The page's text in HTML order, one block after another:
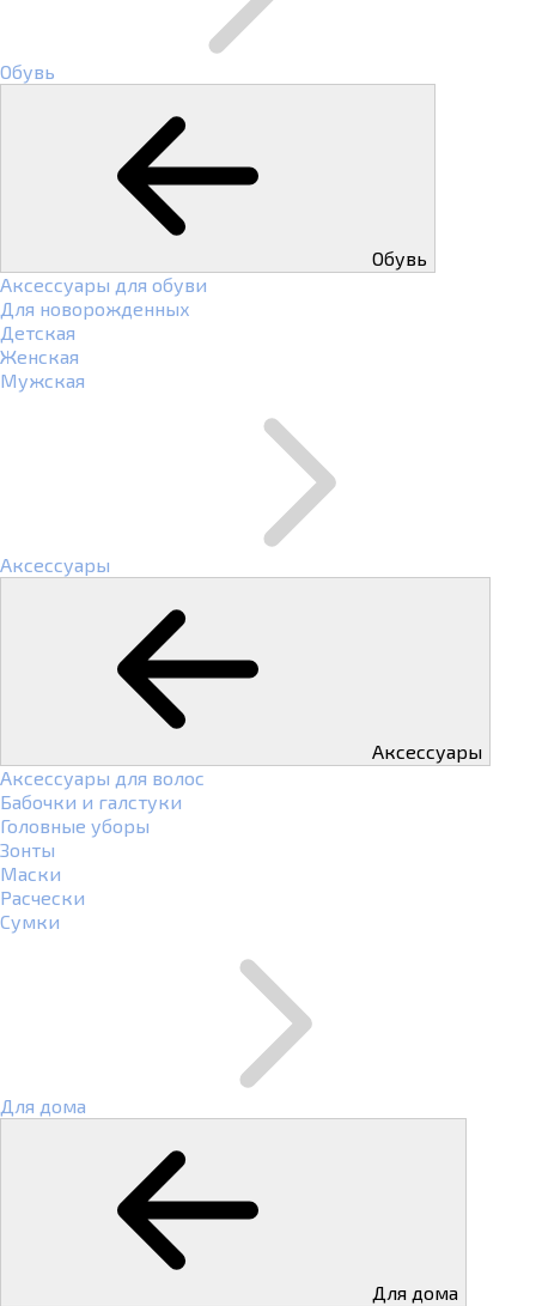
Обувь
Обувь
Аксессуары для обуви
Для новорожденных
Детская
Женская
Мужская
Аксессуары
Аксессуары
Аксессуары для волос
Бабочки и галстуки
Головные уборы
Зонты
Маски
Расчески
Сумки
Для дома
Для дома